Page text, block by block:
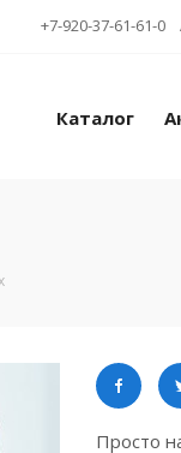
+7-920-37-61-61-
Каталог
Просто